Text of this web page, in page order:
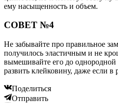
ему насыщенность и объем.
СОВЕТ №4
Не забывайте про правильное
получилось эластичным и не
вымешивайте его до
развить клейковину, даже если
Поделиться
Отправить